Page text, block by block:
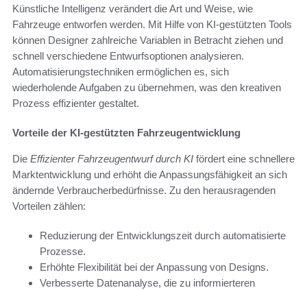
Künstliche Intelligenz verändert die Art und Weise, wie
Fahrzeuge entworfen werden. Mit Hilfe von KI-gestützten Tools
können Designer zahlreiche Variablen in Betracht ziehen und
schnell verschiedene Entwurfsoptionen analysieren.
Automatisierungstechniken ermöglichen es, sich
wiederholende Aufgaben zu übernehmen, was den kreativen
Prozess effizienter gestaltet.
Vorteile der KI-gestützten Fahrzeugentwicklung
Die Effizienter Fahrzeugentwurf durch KI fördert eine schnellere
Marktentwicklung und erhöht die Anpassungsfähigkeit an sich
ändernde Verbraucherbedürfnisse. Zu den herausragenden
Vorteilen zählen:
Reduzierung der Entwicklungszeit durch automatisierte
Prozesse.
Erhöhte Flexibilität bei der Anpassung von Designs.
Verbesserte Datenanalyse, die zu informierteren